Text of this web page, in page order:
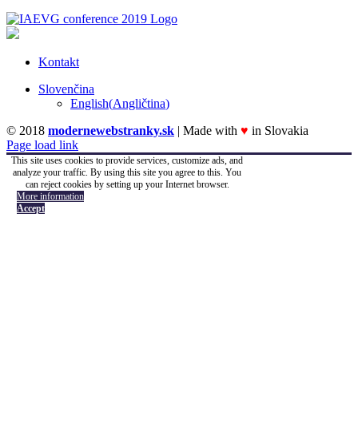
Kontakt
Slovenčina
English(Angličtina)
© 2018 modernewebstranky.sk | Made with ♥ in Slovakia
Page load link
This site uses cookies to provide services, customize ads, and
analyze your traffic. By using this site you agree to this. You
can reject cookies by setting up your Internet browser.
More information
Accept